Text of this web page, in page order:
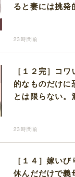
ると妻には挑発
23時間前
［１２完］コ
的なものだけに
とは限らない。
ワいと認定さ
23時間前
［１４］嫁い
休んだだけで義